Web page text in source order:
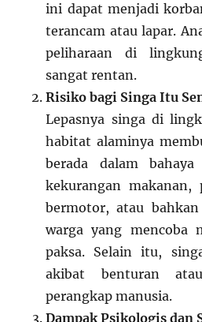
ini dapat menjadi
terancam atau lapar.
peliharaan di
sangat rentan.
Risiko bagi Singa Itu
Lepasnya singa di
habitat alaminya
berada dalam
kekurangan makanan,
bermotor, atau
warga yang mencoba
paksa. Selain itu,
akibat benturan
perangkap manusia.
Dampak Psikologis dan